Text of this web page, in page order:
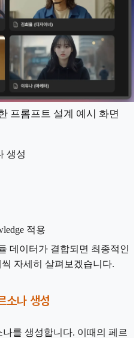
프롬프트 설계 예시 화면
생성
적용
데이터가 결합되면 최종적인
자세히 살펴보겠습니다.
소나 생성
를 생성합니다. 이때의 페르